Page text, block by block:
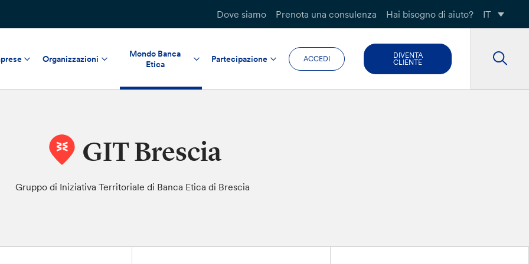
Dove siamo Prenota una consulenza Hai bisogno di aiuto? IT
Organizzazioni
Mondo Banca
Etica
Partecipazione ACCEDI
DIVENTA
CLIENTE
GIT Brescia
Gruppo di Iniziativa Territoriale di Banca Etica di Brescia